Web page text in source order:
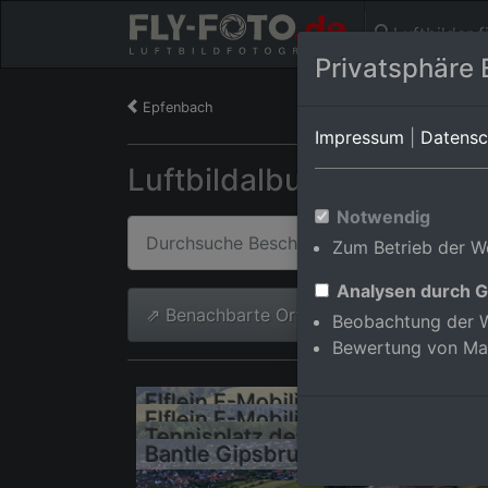
Luftbilder
Epfenbach
Luftbildalbum von
⇗ Benachbarte Orte Alle
Privatsphäre
Impressum
Notwendig
Zum Betrieb der
Analysen durch
Beobachtung der
Bewertung von